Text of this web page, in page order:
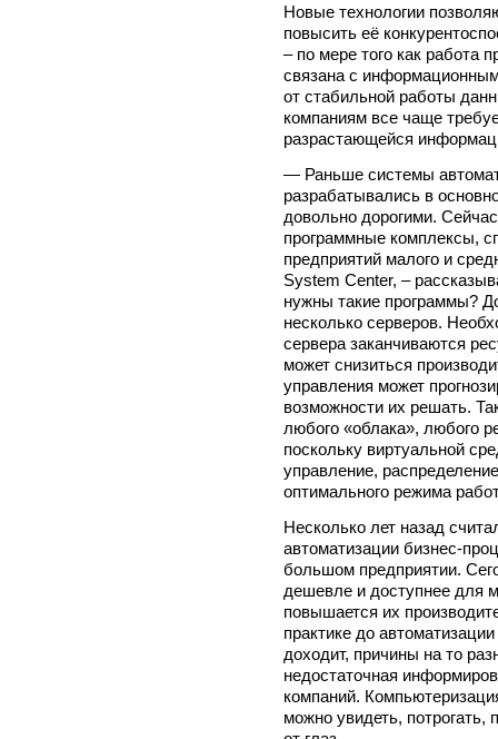
Новые технологии
повысить её
– по мере того как работа
связана с
от стабильной работы
компаниям все чаще
разрастающейся
— Раньше системы
разрабатывались в
довольно дорогими.
программные комплексы,
предприятий малого и
System Center, –
нужны такие программы?
несколько серверов.
сервера заканчиваются
может снизиться
управления может
возможности их решать.
любого «облака», любого
поскольку виртуальной
управление,
оптимального режима
Несколько лет назад
автоматизации бизнес-
большом предприятии.
дешевле и доступнее для
повышается их
практике до
доходит, причины на то
недостаточная
компаний.
можно увидеть, потрогать,